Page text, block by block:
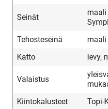
Seinät
maali
Tehosteseinä
maali
Katto
levy,
Valaistus
Kiintokalusteet
Topi-